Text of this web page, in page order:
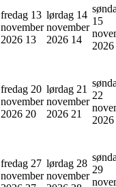
fredag 13
november
2026 13
lørdag 14
november
2026 14
15
2026
fredag 20
november
2026 20
lørdag 21
november
2026 21
22
2026
fredag 27
november
lørdag 28
november
29